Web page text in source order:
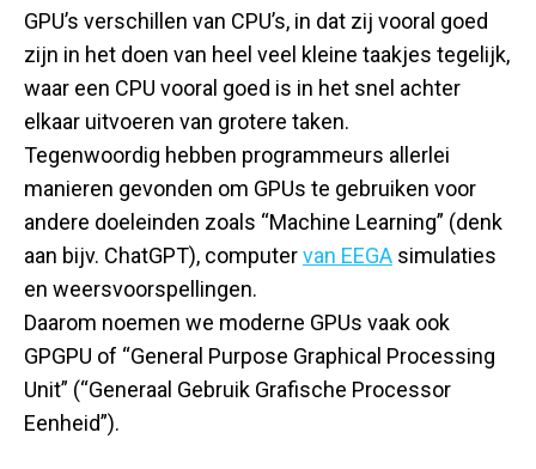
GPU’s verschillen van CPU’s, in dat zij vooral goed
zijn in het doen van heel veel kleine taakjes tegelijk,
waar een CPU vooral goed is in het snel achter
elkaar uitvoeren van grotere taken.
Tegenwoordig hebben programmeurs allerlei
manieren gevonden om GPUs te gebruiken voor
andere doeleinden zoals “Machine Learning” (denk
aan bijv. ChatGPT), computervan EEGA simulaties
en weersvoorspellingen.
Daarom noemen we moderne GPUs vaak ook
GPGPU of “General Purpose Graphical Processing
Unit” (“Generaal Gebruik Grafische Processor
Eenheid”).